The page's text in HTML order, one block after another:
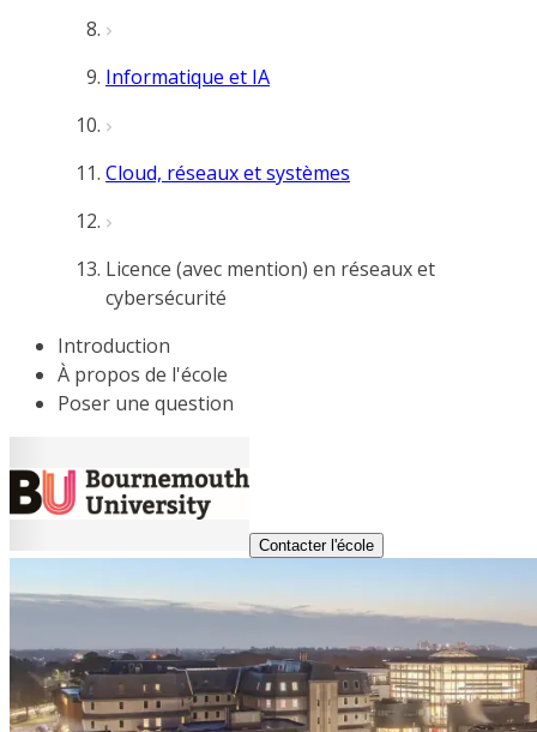
Informatique et IA
Cloud, réseaux et systèmes
Licence (avec mention) en réseaux et
cybersécurité
Introduction
À propos de l'école
Poser une question
Contacter l'école